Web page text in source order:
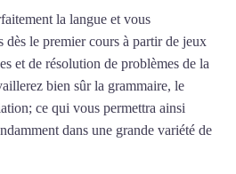
la langue et vous
dès le premier cours à partir de jeux
et de résolution de problèmes de la
bien sûr la grammaire, le
ce qui vous permettra ainsi
dans une grande variété de